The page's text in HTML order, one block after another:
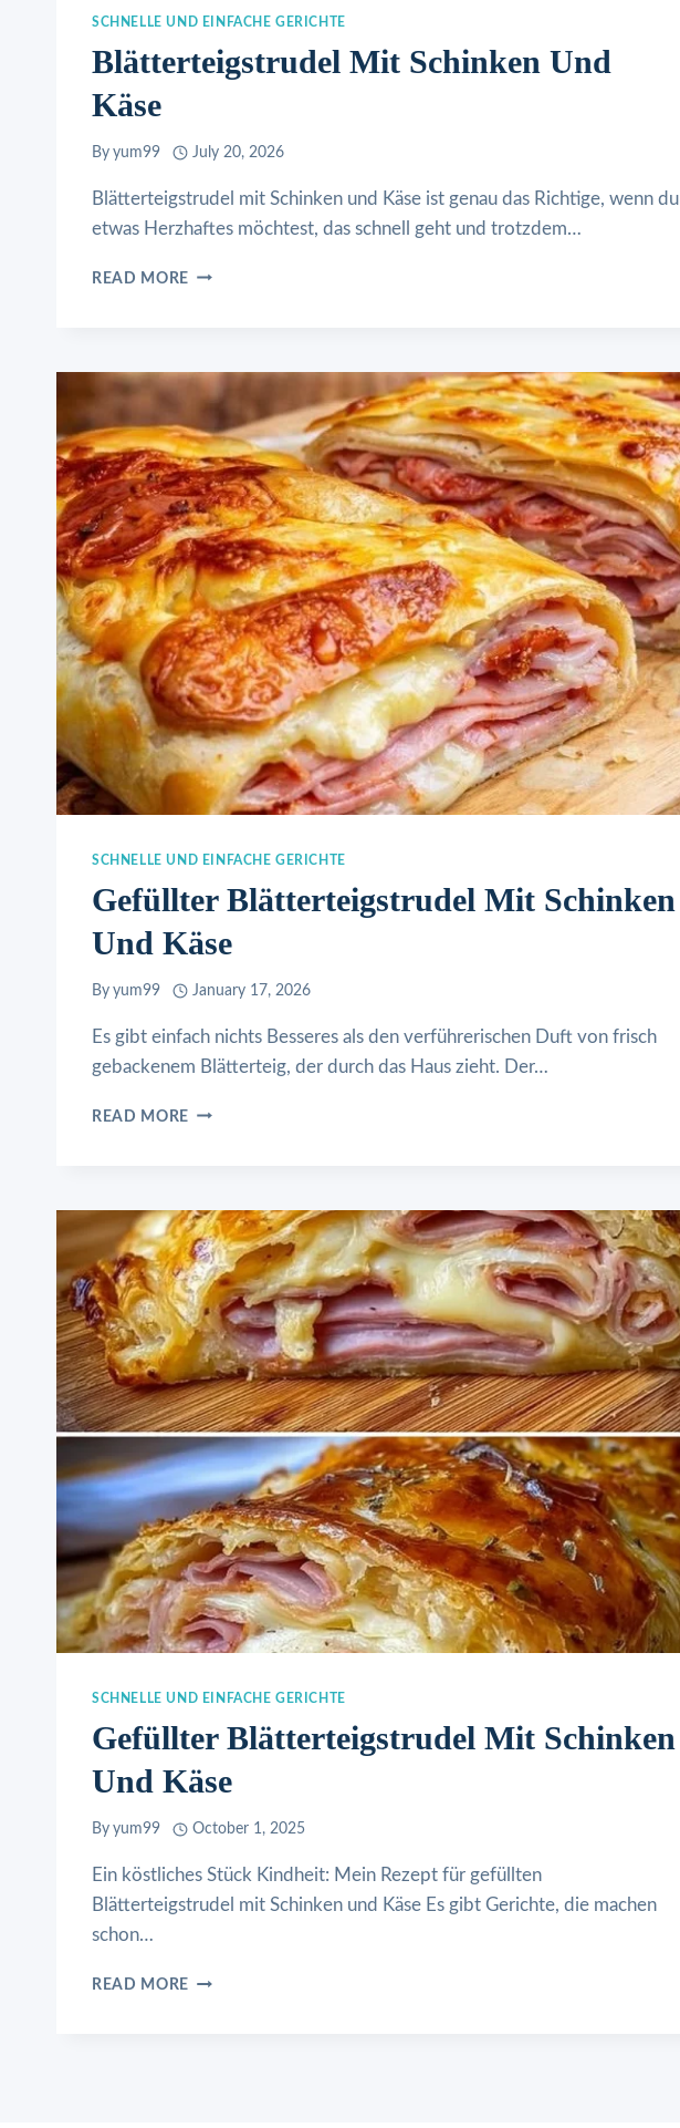
SCHNELLE UND EINFACHE GERICHTE
Blätterteigstrudel Mit Schinken Und
Käse
By yum99 July 20, 2026
Blätterteigstrudel mit Schinken und Käse ist genau das Richtige, wenn du
etwas Herzhaftes möchtest, das schnell geht und trotzdem…
READ MORE BLÄTTERTEIGSTRUDEL
SCHNELLE UND EINFACHE GERICHTE
Gefüllter Blätterteigstrudel Mit Schinken
Und Käse
By yum99 January 17, 2026
Es gibt einfach nichts Besseres als den verführerischen Duft von frisch
gebackenem Blätterteig, der durch das Haus zieht. Der…
READ MORE GEFÜLLTER
KÄSE
SCHNELLE UND EINFACHE GERICHTE
Gefüllter Blätterteigstrudel Mit Schinken
Und Käse
By yum99 October 1, 2025
Ein köstliches Stück Kindheit: Mein Rezept für gefüllten
Blätterteigstrudel mit Schinken und Käse Es gibt Gerichte, die machen
schon…
READ MORE GEFÜLLTER